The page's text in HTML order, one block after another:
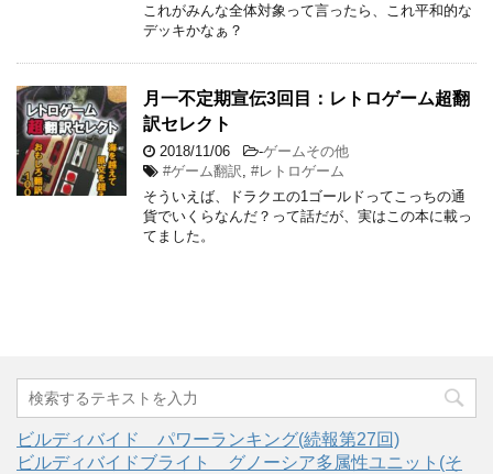
これがみんな全体対象って言ったら、これ平和的な
デッキかなぁ？
月一不定期宣伝3回目：レトロゲーム超翻
訳セレクト
2018/11/06 -ゲームその他
#ゲーム翻訳 #レトロゲーム
そういえば、ドラクエの1ゴールドってこっちの通
貨でいくらなんだ？って話だが、実はこの本に載っ
てました。
ビルディバイド パワーランキング(続報第27回)
ビルディバイドブライト グノーシア多属性ユニット(そ